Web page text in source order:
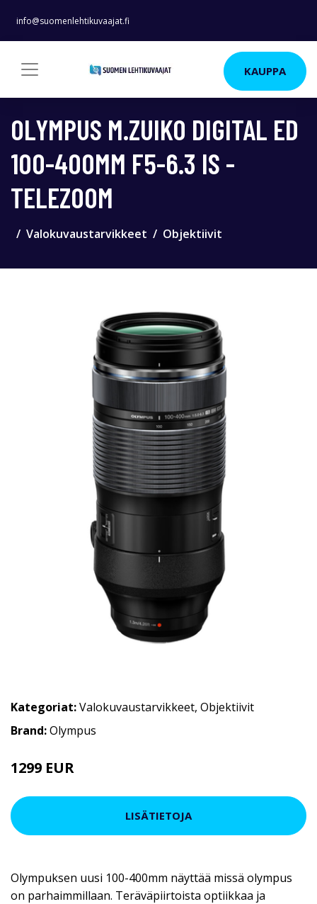
info@suomenlehtikuvaajat.fi
KAUPPA
OLYMPUS M.ZUIKO DIGITAL ED
100-400MM F5-6.3 IS -
TELEZOOM
Valokuvaustarvikkeet Objektiivit
Kategoriat:Valokuvaustarvikkeet, Objektiivit
Brand:Olympus
1299 EUR
LISÄTIETOJA
Olympuksen uusi 100-400mm näyttää missä olympus
on parhaimmillaan. Teräväpiirtoista optiikkaa ja